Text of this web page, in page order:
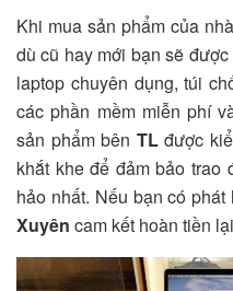
Khi mua sản phẩm của nhà
dù cũ hay mới bạn sẽ
laptop chuyên dụng, túi
các phần mềm miễn phí
sản phẩm bên TLđược
khắt khe để đảm bảo trao
hảo nhất. Nếu bạn có phát
Xuyên cam kết hoàn tiền